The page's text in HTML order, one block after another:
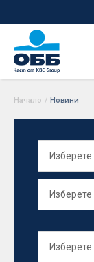
Начало / Новини